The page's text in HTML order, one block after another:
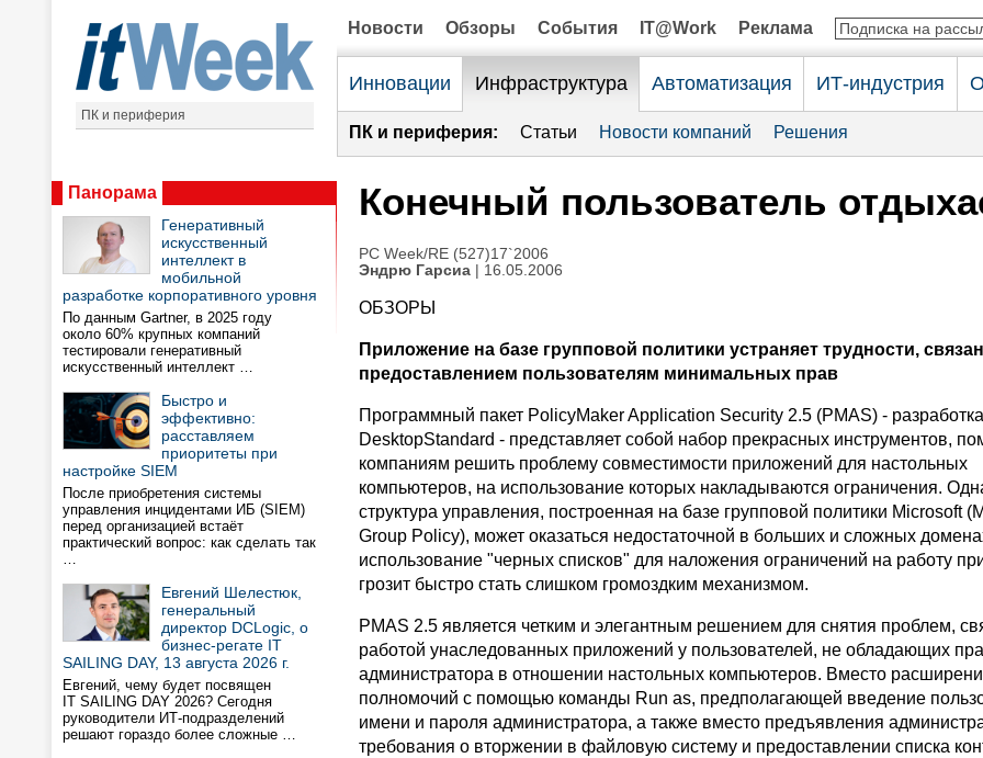
ПК и периферия
Новости Обзоры События IT@Work Реклама
Инновации Инфраструктура Автоматизация ИТ-индустрия
ПК и периферия: Статьи Новости компаний Решения
Панорама
Генеративный
искусственный
интеллект в
мобильной
разработке корпоративного уровня
По данным Gartner, в 2025 году
около 60% крупных компаний
тестировали генеративный
искусственный интеллект …
Быстро и
эффективно:
расставляем
приоритеты при
настройке SIEM
После приобретения системы
управления инцидентами ИБ (SIEM)
перед организацией встаёт
практический вопрос: как сделать так
…
Евгений Шелестюк,
генеральный
директор DCLogic, о
бизнес-регате IT
SAILING DAY, 13 августа 2026 г.
Евгений, чему будет посвящен
IT SAILING DAY 2026? Сегодня
руководители ИТ-подразделений
решают гораздо более сложные …
Конечный пользователь
PC Week/RE (527)17`2006
Эндрю Гарсиа | 16.05.2006
ОБЗОРЫ
Приложение на базе групповой политики устраняет трудности,
предоставлением пользователям минимальных прав
Программный пакет PolicyMaker Application Security 2.5 (PMAS) -
DesktopStandard - представляет собой набор прекрасных инструментов,
компаниям решить проблему совместимости приложений для настольных
компьютеров, на использование которых накладываются ограничения.
структура управления, построенная на базе групповой политики Microsoft
Group Policy), может оказаться недостаточной в больших и сложных
использование "черных списков" для наложения ограничений на работу
грозит быстро стать слишком громоздким механизмом.
PMAS 2.5 является четким и элегантным решением для снятия проблем,
работой унаследованных приложений у пользователей, не обладающих
администратора в отношении настольных компьютеров. Вместо
полномочий с помощью команды Run as, предполагающей введение
имени и пароля администратора, а также вместо предъявления
требования о вторжении в файловую систему и предоставлении списка